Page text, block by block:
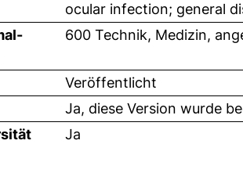
ocular infection; general
600 Technik, Medizin,
Veröffentlicht
Ja, diese Version wurde
Ja